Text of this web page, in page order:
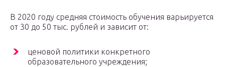
В 2020 году средняя стоимость обучения варьируется
от 30 до 50 тыс. рублей и зависит от:
ценовой политики конкретного
образовательного учреждения;